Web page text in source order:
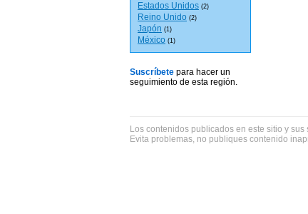
Estados Unidos (2)
Reino Unido (2)
Japón (1)
México (1)
Suscríbete para hacer un
seguimiento de esta región.
Los contenidos publicados en este sitio y
Evita problemas, no publiques contenido